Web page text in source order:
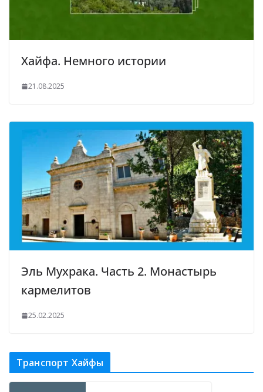
Хайфа. Немного истории
21.08.2025
Эль Мухрака. Часть 2. Монастырь
кармелитов
25.02.2025
Транспорт Хайфы